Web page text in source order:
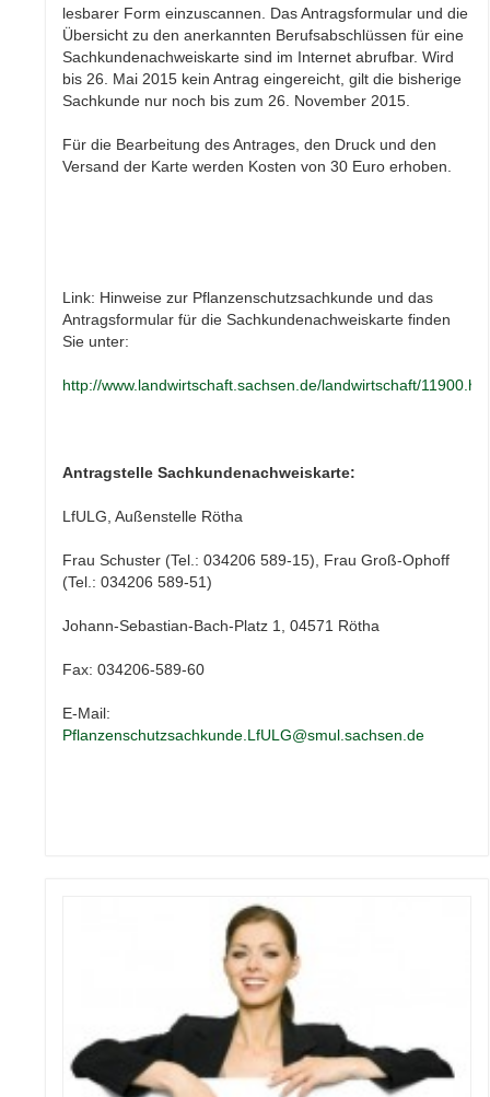
lesbarer Form einzuscannen. Das Antragsformular und die
Übersicht zu den anerkannten Berufsabschlüssen für eine
Sachkundenachweiskarte sind im Internet abrufbar. Wird
bis 26. Mai 2015 kein Antrag eingereicht, gilt die bisherige
Sachkunde nur noch bis zum 26. November 2015.
Für die Bearbeitung des Antrages, den Druck und den
Versand der Karte werden Kosten von 30 Euro erhoben.
Link: Hinweise zur Pflanzenschutzsachkunde und das
Antragsformular für die Sachkundenachweiskarte finden
Sie unter:
http://www.landwirtschaft.sachsen.de/landwirtschaft/
Antragstelle Sachkundenachweiskarte:
LfULG, Außenstelle Rötha
Frau Schuster (Tel.: 034206 589-15), Frau Groß-Ophoff
(Tel.: 034206 589-51)
Johann-Sebastian-Bach-Platz 1, 04571 Rötha
Fax: 034206-589-60
E-Mail:
Pflanzenschutzsachkunde.LfULG@smul.sachsen.de